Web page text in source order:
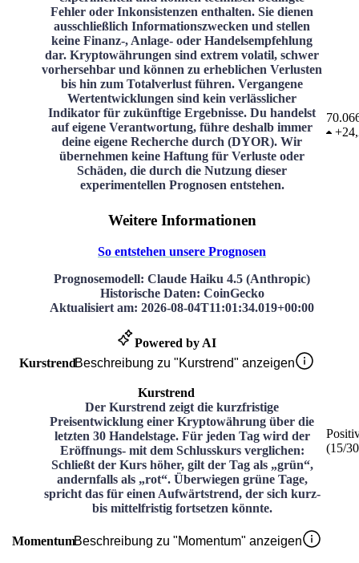
Fehler oder Inkonsistenzen enthalten. Sie dienen
ausschließlich Informationszwecken und stellen
keine Finanz-, Anlage- oder Handelsempfehlung
dar. Kryptowährungen sind extrem volatil, schwer
vorhersehbar und können zu erheblichen Verlusten
bis hin zum Totalverlust führen. Vergangene
Wertentwicklungen sind kein verlässlicher
Indikator für zukünftige Ergebnisse. Du handelst
auf eigene Verantwortung, führe deshalb immer
deine eigene Recherche durch (DYOR). Wir
übernehmen keine Haftung für Verluste oder
Schäden, die durch die Nutzung dieser
experimentellen Prognosen entstehen.
Weitere Informationen
So entstehen unsere Prognosen
Prognosemodell: Claude Haiku 4.5 (Anthropic)
Historische Daten: CoinGecko
Aktualisiert am: 2026-08-04T11:01:34.019+00:00
Powered by AI
+
KurstrendBeschreibung zu "Kurstrend" anzeigen
Kurstrend
Der Kurstrend zeigt die kurzfristige
Preisentwicklung einer Kryptowährung über die
letzten 30 Handelstage. Für jeden Tag wird der
Eröffnungs- mit dem Schlusskurs verglichen:
Schließt der Kurs höher, gilt der Tag als „grün“,
andernfalls als „rot“. Überwiegen grüne Tage,
spricht das für einen Aufwärtstrend, der sich kurz-
bis mittelfristig fortsetzen könnte.
(15/
MomentumBeschreibung zu "Momentum" anzeigen